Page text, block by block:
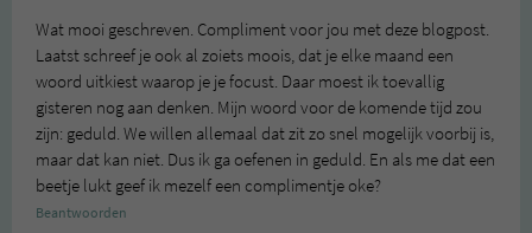
Wat mooi geschreven. Compliment voor jou met deze blogpost.
Laatst schreef je ook al zoiets moois, dat je elke maand een
woord uitkiest waarop je je focust. Daar moest ik toevallig
gisteren nog aan denken. Mijn woord voor de komende tijd zou
zijn: geduld. We willen allemaal dat zit zo snel mogelijk voorbij is,
maar dat kan niet. Dus ik ga oefenen in geduld. En als me dat een
beetje lukt geef ik mezelf een complimentje oke?
Beantwoorden